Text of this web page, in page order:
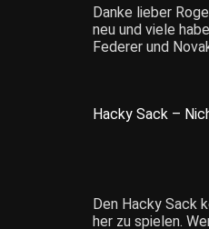
Danke lieber
neu und viele
Federer und
Hacky Sack –
Den Hacky Sack
her zu spielen.